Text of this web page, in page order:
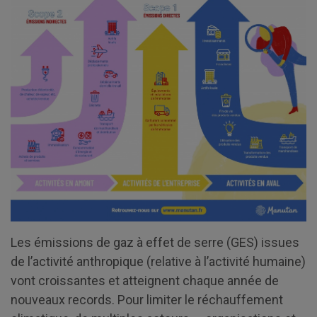
Les émissions de gaz à effet de serre (GES) issues
de l’activité anthropique (relative à l’activité humaine)
vont croissantes et atteignent chaque année de
nouveaux records. Pour limiter le réchauffement